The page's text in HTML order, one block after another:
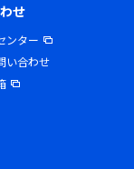
せ
ンター
い合わせ